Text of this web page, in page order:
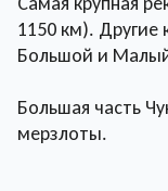
1150 км). Другие
Большой и
Большая часть
мерзлоты.